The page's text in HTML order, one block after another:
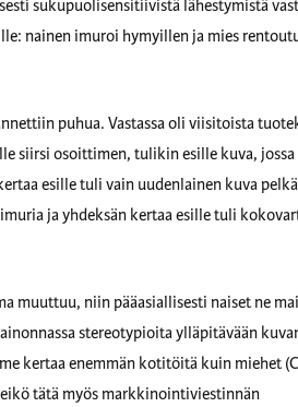
sukupuolisensitiivistä lähestymistä
nainen imuroi hymyillen ja mies
puhua. Vastassa oli viisitoista
siirsi osoittimen, tulikin esille kuva,
esille tuli vain uudenlainen kuva
ja yhdeksän kertaa esille tuli
muuttuu, niin pääasiallisesti naiset ne
stereotypioita ylläpitävään
kertaa enemmän kotitöitä kuin miehet
tätä myös markkinointiviestinnän